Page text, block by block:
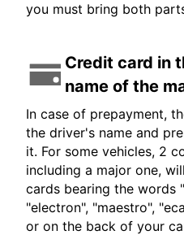
you must bring both
Credit card in
name of the
In case of prepayment,
the driver's name and
it. For some vehicles, 2
including a major one,
cards bearing the words
"electron", "maestro",
or on the back of your